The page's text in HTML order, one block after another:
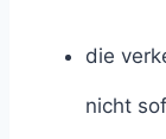
die
nicht